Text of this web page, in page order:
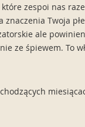
zespoi nas
Twoja
ale
ze śpiewem. To